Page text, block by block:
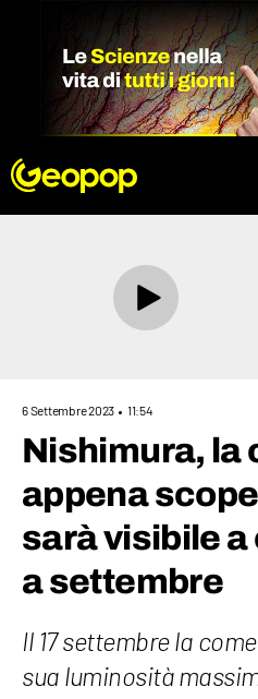
6 Settembre 2023 11:54
Nishimura, la
appena
sarà visibile
a settembre
Il 17 settembre la
sua luminosità